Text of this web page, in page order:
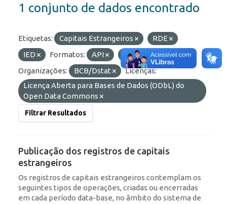
1 conjunto de dados encontrado
Etiquetas: Capitais Estrangeiros
RDE
IED
Formatos: API JSON
OData
Organizações:
BCB/Dstat
Licenças:
Licença Aberta para Bases de Dados (ODbL) do
Open Data Commons
Filtrar Resultados
Publicação dos registros de capitais
estrangeiros
Os registros de capitais estrangeiros contemplam os
seguintes tipos de operações, criadas ou encerradas
em cada período data-base, no âmbito do sistema de